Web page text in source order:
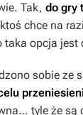
Tak, do gry
chce na
taka opcja jest
sobie ze
tyle że są